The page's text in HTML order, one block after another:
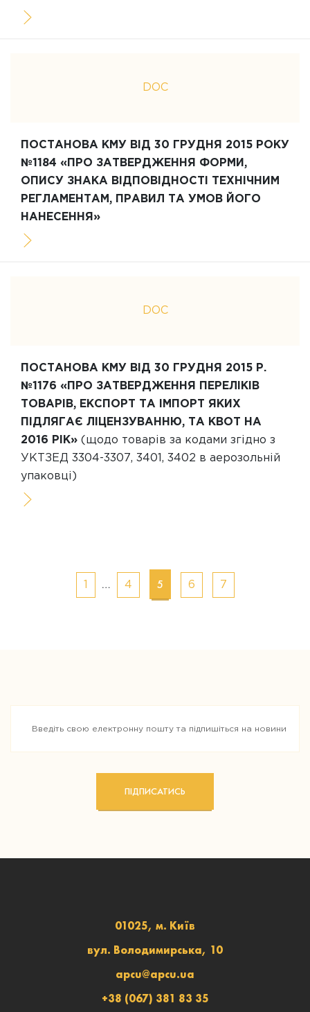
DOC
ПОСТАНОВА КМУ ВІД 30 ГРУДНЯ 2015 РОКУ
№1184 «ПРО ЗАТВЕРДЖЕННЯ ФОРМИ,
ОПИСУ ЗНАКА ВІДПОВІДНОСТІ ТЕХНІЧНИМ
РЕГЛАМЕНТАМ, ПРАВИЛ ТА УМОВ ЙОГО
НАНЕСЕННЯ»
DOC
ПОСТАНОВА КМУ ВІД 30 ГРУДНЯ 2015 Р.
№1176 «ПРО ЗАТВЕРДЖЕННЯ ПЕРЕЛІКІВ
ТОВАРІВ, ЕКСПОРТ ТА ІМПОРТ ЯКИХ
ПІДЛЯГАЄ ЛІЦЕНЗУВАННЮ, ТА КВОТ НА
2016 РІК» (щодо товарів за кодами згідно з
УКТЗЕД 3304-3307, 3401, 3402 в аерозольній
упаковці)
Posts
navigation
… 4 5 6 7
ПІДПИСАТИСЬ
01025, м. Київ
вул. Володимирська, 10
apcu@apcu.ua
+38 (067) 381 83 35